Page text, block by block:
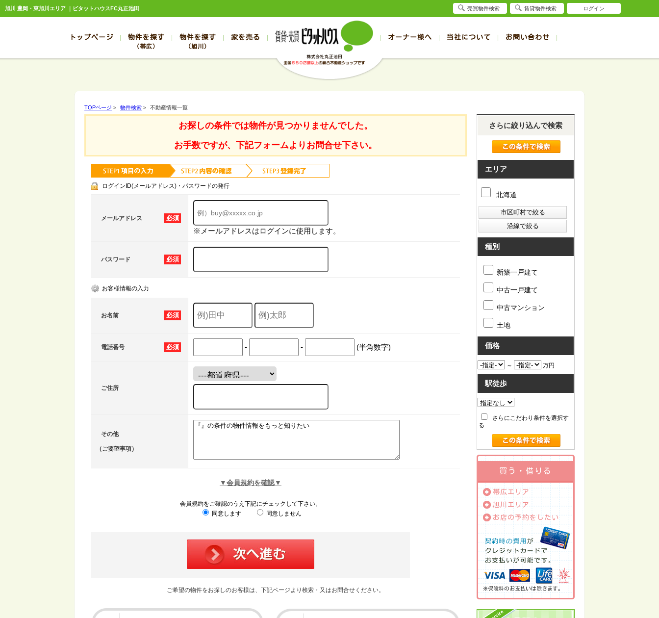
旭川 豊岡・東旭川エリア ｜ピタットハウスFC丸正池田
トップページ 物件を探す
（帯広）
売買
帯広の中古一戸建て
帯広の土地
帯広の中古マンション
帯広の2000万～3000万円
帯広の3000万～4000万円
帯広の4000万以上
帯広の賃貸マンション
帯広の2K～2LDK賃貸
帯広の3K～3LDK賃貸
帯広の4K以上賃貸
物件を探す
（旭川）
売買
旭川の中古一戸建て
旭川の土地
旭川の中古マンション
旭川の2000万～3000万円
旭川の3000万～4000万円
旭川の4000万以上
旭川の賃貸マンション
旭川の2K～2LDK賃貸
旭川の3K～3LDK賃貸
旭川の4K以上賃貸
家を売る オーナー様へ 当社について
スタッフブログ お客様の声
お問い合わせ
売却のお問合せ 入居者様ページ
TOPページ > 物件検索 > 不動産情報一覧
お探しの条件では物件が見つかりませんでした。
お手数ですが、下記フォームよりお問合せ下さい。
ログインID(メールアドレス)・パスワードの発行
必須
メールアドレス
※メールアドレスはログインに使用します。
必須
パスワード
お客様情報の入力
必須
お名前
必須
電話番号 - - (半角数字)
ご住所
その他
（ご要望事項）
▼会員規約を確認▼
会員規約をご確認のうえ下記にチェックして下さい。
同意します
同意しません
ご希望の物件をお探しのお客様は、下記ページより検索・又はお問合せください。
さらに絞り込んで検索
エリア
北海道
種別
新築一戸建て
中古一戸建て
中古マンション
土地
価格
～ 万円
駅徒歩
さらにこだわり条件を選択す
る
買う・借りる
帯広エリア
旭川エリア
お店の予約をしたい
※保険料のお支払いは除きます。
売買物件検索 賃貸物件検索 ログイン